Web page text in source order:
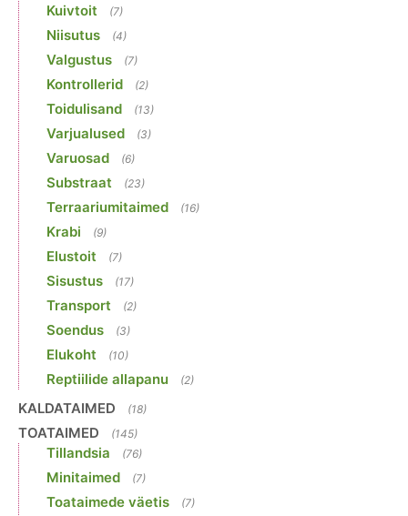
Kuivtoit (7)
Niisutus (4)
Valgustus (7)
Kontrollerid (2)
Toidulisand (13)
Varjualused (3)
Varuosad (6)
Substraat (23)
Terraariumitaimed (16)
Krabi (9)
Elustoit (7)
Sisustus (17)
Transport (2)
Soendus (3)
Elukoht (10)
Reptiilide allapanu (2)
KALDATAIMED (18)
TOATAIMED (145)
Tillandsia (76)
Minitaimed (7)
Toataimede väetis (7)